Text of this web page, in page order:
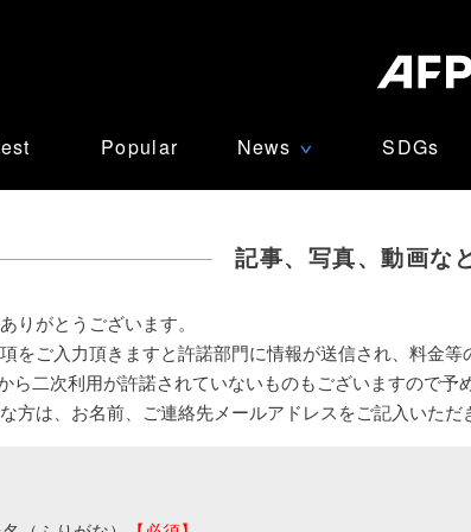
Popular News ∨ SDGs
記事、写真、動画な
りがとうございます。
をご入力頂きますと許諾部門に情報が送信され、料金等
ら二次利用が許諾されていないものもございますので予
方は、お名前、ご連絡先メールアドレスをご記入いただ